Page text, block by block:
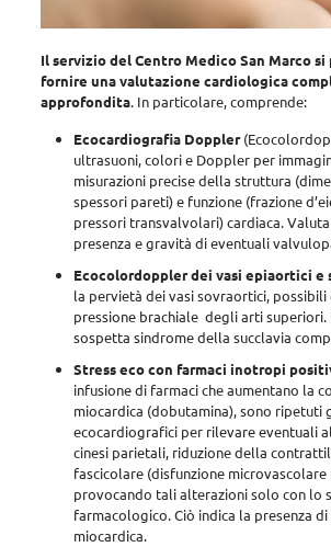
Il servizio del Centro Medico San Marco
fornire una valutazione cardiologica
approfondita. In particolare, comprende:
Ecocardiografia Doppler
ultrasuoni, colori e Doppler per
misurazioni precise della struttura
spessori pareti) e funzione (frazione
pressori transvalvolari) cardiaca.
presenza e gravità di eventuali
Ecocolordoppler dei vasi epiaortici e
la pervietà dei vasi sovraortici, possibili
pressione brachiale degli arti superiori.
sospetta sindrome della succlavia
Stress eco con farmaci inotropi
infusione di farmaci che aumentano la
miocardica (dobutamina), sono ripetuti
ecocardiografici per rilevare eventuali
cinesi parietali, riduzione della
fascicolare (disfunzione microvascolare
provocando tali alterazioni solo con lo
farmacologico. Ciò indica la presenza di
miocardica.